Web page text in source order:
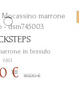
in tessuto
6161
€ 89,00 €